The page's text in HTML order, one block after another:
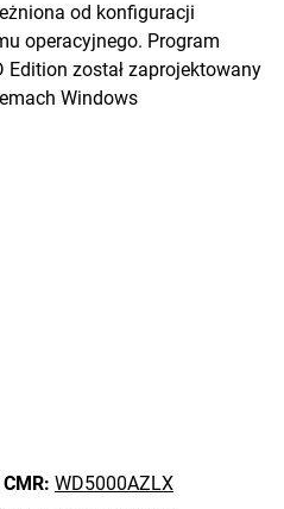
od konfiguracji
operacyjnego. Program
został zaprojektowany
Windows
CMR: WD5000AZLX